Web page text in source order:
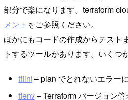
部分で楽になります。terraform
メント をご参照ください。
ほかにもコードの作成からテスト
トするツールがあります。いくつ
tflint– plan でとれないエラー
tfenv– Terraform バージョン